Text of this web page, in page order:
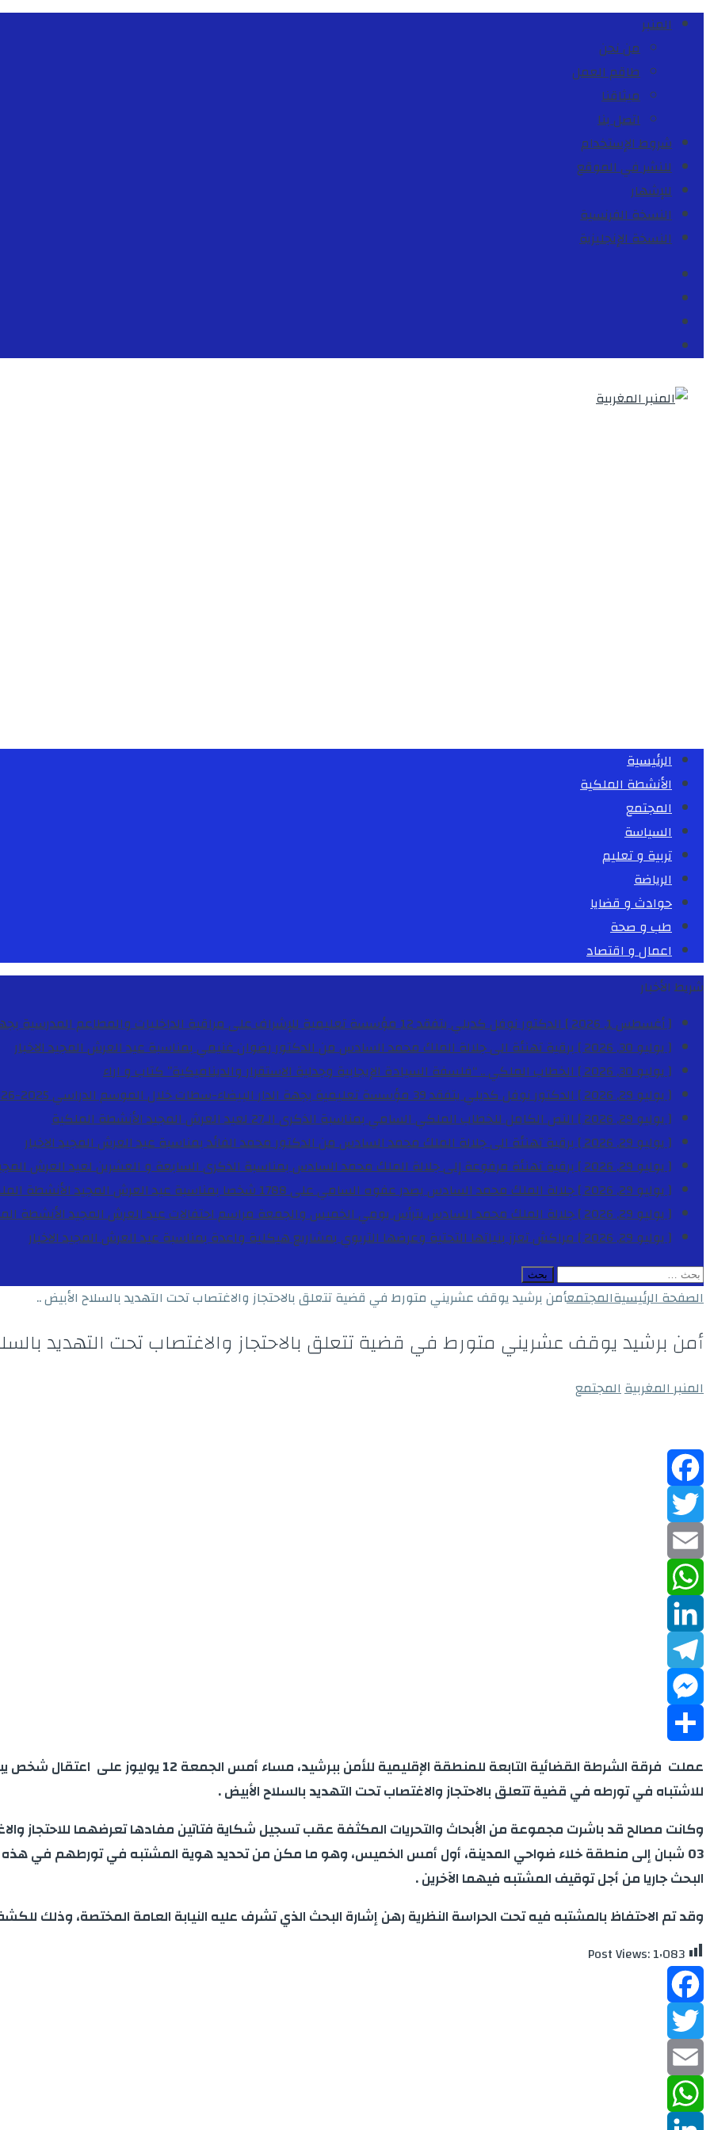
المنبر
من نحن
طاقم العمل
ميثاقنا
اتصل بنا
شروط الإستخدام
للنشر في الموقع
للإشهار
النسخة الفرنسية
النسخة الإنجليزية
الرئيسية
الأنشطة الملكية
المجتمع
السياسة
تربية و تعليم
الرياضة
حوادث و قضايا
طب و صحة
اعمال و اقتصاد
شريط الأخبار
[ أغسطس 1, 2026 ]
الدكتور نوفل كديلي يتفقد 12 مؤسسة تعليمية للإشراف على مراقبة الداخليات والمطاعم المدرسية بجهة الدار البيضاء-سطات
[ يوليو 30, 2026 ]
برقية تهنئة الى جلالة الملك محمد السادس من الدكتور رضوان غنيمي بمناسبة عيد العرش المجيدالاخبار
[ يوليو 30, 2026 ]
الخطاب الملكي .. “فلسفة السيادة الإيجابية وجدلية الاستقرار والديناميكية”كتاب و اراء
[ يوليو 29, 2026 ]
الدكتور نوفل كديلي يتفقد 39 مؤسسة تعليمية بجهة الدار البيضاء-سطات خلال الموسم الدراسي 2025-2026
[ يوليو 29, 2026 ]
النص الكامل للخطاب الملكي السامي بمناسبة الذكرى الـ27 لعيد العرش المجيد
الأنشطة الملكية
[ يوليو 29, 2026 ]
برقية تهنئة الى جلالة الملك محمد السادس من الدكتور محمد الفائد بمناسبة عيد العرش المجيدالاخبار
[ يوليو 29, 2026 ]
برقية تهنئة مرفوعة إلى جلالة الملك محمد السادس بمناسبة الذكرى السابعة و العشرين لعيد العرش
[ يوليو 29, 2026 ]
جلالة الملك محمد السادس يصدر عفوه السامي على 1788 شخصا بمناسبة عيد العرش المجيد
الأنشطة
[ يوليو 29, 2026 ]
جلالة الملك محمد السادس يترأس يومي الخميس والجمعة مراسم احتفالات عيد العرش المجيدالأنشطة
[ يوليو 29, 2026 ]
مراكش تعزز بنياتها التحتية وعرضها التربوي بمشاريع هيكلية واعدة بمناسبة عيد العرش المجيدالاخبار
البحث
عن:
الصفحة الرئيسيةالمجتمعأمن برشيد يوقف عشريني متورط في قضية تتعلق بالاحتجاز والاغتصاب تحت التهديد بالسلاح الأبيض ..
أمن برشيد يوقف عشريني متورط في قضية تتعلق بالاحتجاز والاغتصاب تحت التهديد
المنبر المغربيةالمجتمع
Facebook
Twitter
Email
WhatsApp
LinkedIn
Telegram
Messenger
Share
للاشتباه في تورطه في قضية تتعلق بالاحتجاز والاغتصاب تحت التهديد بالسلاح الأبيض .
وكانت مصالح قد باشرت مجموعة من الأبحاث والتحريات المكثفة عقب تسجيل شكاية فتاتين مفادها تعرضهما للاحتجاز
03 شبان إلى منطقة خلاء ضواحي المدينة، أول أمس الخميس، وهو ما مكن من تحديد هوية المشتبه في تورطهم في هذه
البحث جاريا من أجل توقيف المشتبه فيهما الآخرين .
وقد تم الاحتفاظ بالمشتبه فيه تحت الحراسة النظرية رهن إشارة البحث الذي تشرف عليه النيابة العامة المختصة،
Post Views:1٬083
Facebook
Twitter
Email